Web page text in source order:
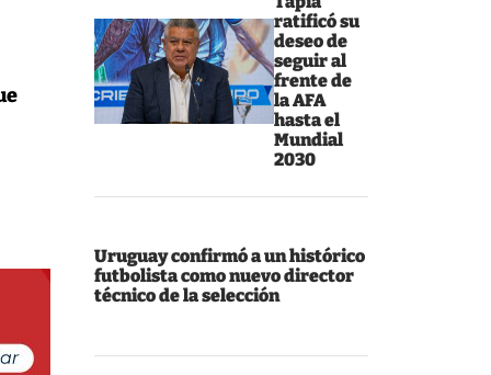
ratificó su
deseo de
seguir al
frente de
la AFA
hasta el
Mundial
2030
Uruguay confirmó a un histórico
futbolista como nuevo director
técnico de la selección